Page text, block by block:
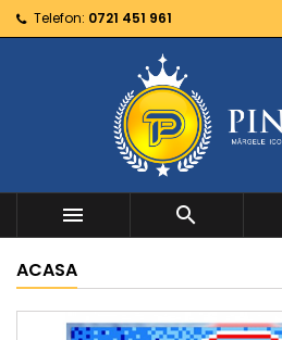
Telefon: 0721 451 961
 
ACASA